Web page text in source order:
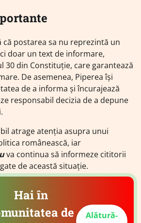
că postarea sa nu reprezintă un
doar un text de informare,
30 din Constituție, care garantează
De asemenea, Piperea își
de a informa și încurajează
responsabil decizia de a depune
atrage atenția asupra unui
românească, iar
va continua să informeze cititorii
de această situație.
Hai în
de
Alătură-